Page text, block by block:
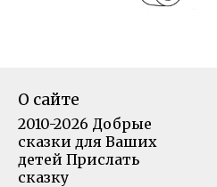
О сайте
2010-2026 Добрые
сказки для Ваших
детей Прислать
сказку